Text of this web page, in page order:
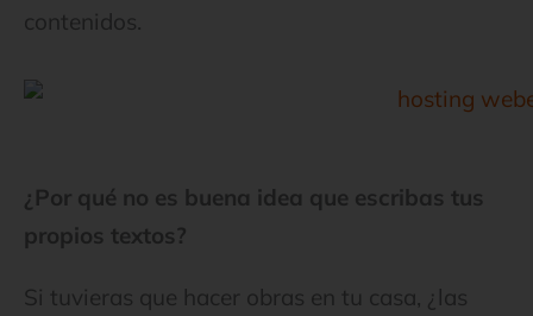
contenidos.
¿Por qué no es buena idea que escribas tus
propios textos?
Si tuvieras que hacer obras en tu casa, ¿las